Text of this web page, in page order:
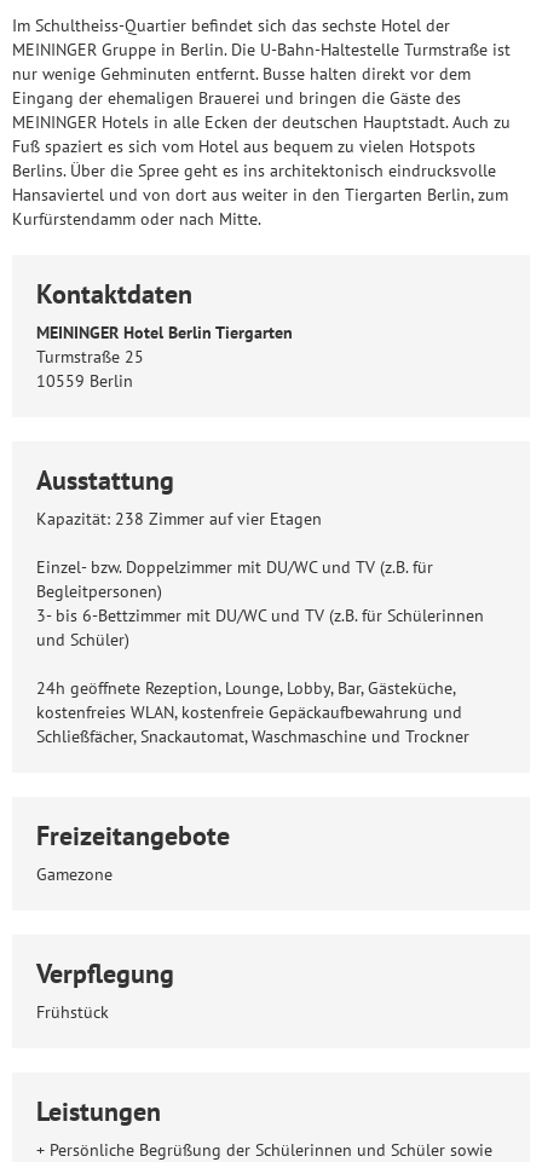
Im Schultheiss-Quartier befindet sich das sechste Hotel der
MEININGER Gruppe in Berlin. Die U-Bahn-Haltestelle Turmstraße ist
nur wenige Gehminuten entfernt. Busse halten direkt vor dem
Eingang der ehemaligen Brauerei und bringen die Gäste des
MEININGER Hotels in alle Ecken der deutschen Hauptstadt. Auch zu
Fuß spaziert es sich vom Hotel aus bequem zu vielen Hotspots
Berlins. Über die Spree geht es ins architektonisch eindrucksvolle
Hansaviertel und von dort aus weiter in den Tiergarten Berlin, zum
Kurfürstendamm oder nach Mitte.
Kontaktdaten
MEININGER Hotel Berlin Tiergarten
Turmstraße 25
10559 Berlin
Ausstattung
Kapazität: 238 Zimmer auf vier Etagen
Einzel- bzw. Doppelzimmer mit DU/WC und TV (z.B. für
Begleitpersonen)
3- bis 6-Bettzimmer mit DU/WC und TV (z.B. für Schülerinnen
und Schüler)
24h geöffnete Rezeption, Lounge, Lobby, Bar, Gästeküche,
kostenfreies WLAN, kostenfreie Gepäckaufbewahrung und
Schließfächer, Snackautomat, Waschmaschine und Trockner
Freizeitangebote
Gamezone
Verpflegung
Frühstück
Leistungen
+ Persönliche Begrüßung der Schülerinnen und Schüler sowie